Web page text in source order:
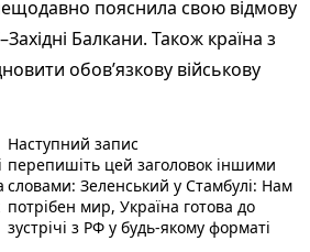
пояснила свою відмову
Балкани. Також країна з
обов’язкову військову
запис:
Наступний записНаступний пост :
перепишіть цей заголовок іншими
словами: Зеленський у Стамбулі: Нам
потрібен мир, Україна готова до
зустрічі з РФ у будь-якому форматі